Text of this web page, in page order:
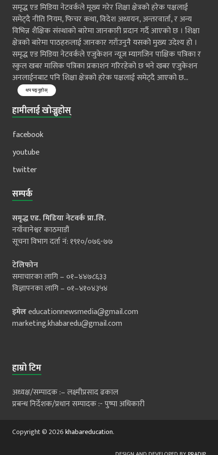
समृद्ध एड मिडिया नेटवर्कले मूख्य गरेर शिक्षा क्षेत्रको हरेक पक्षलाई
समेट्दै नीति नियम, फिचर कथा, विदेश अध्ययन, अन्तरवार्ता, र अन्य
विभिन्न शैक्षिक संस्थाको बारेमा जानकारी प्रदान गर्दै आएको छ । शिक्षा
क्षेत्रको बारेमा पाठहरुलाई जानकार गराँउनुनै यसको मुख्य उदेश्य हो ।
समृद्ध एड मिडिया नेटवर्कले एजुकेशन न्यूज म्यागजिन पाक्षिक पत्रिका र
स्कुल खबर मासिक पत्रिका प्रकाशन गरिरहेको छ भने खबर एजुकेशन
अनलाईनबाट पनि शिक्षा क्षेत्रको हरेक पक्षलाई समेट्दै आएको छ...
थप पढ्नुहोस्
हामीलाई खोज्नुहोस्
facebook
youtube
twitter
सम्पर्क
समृद्ध एड. मिडिया नेटवर्क प्रा.लि.
नयाँवानेश्वर काठमाडौं
सूचना विभाग दर्ता नं: १९१०/०७६-७७
टेलिफोन
समाचारका लागि – ०१–४४७८६३३
विज्ञापनका लागि – ०१–४१०४३५४
इमेलeducationnewsmedia@gmail.com
marketing.khabaredu@gmail.com
हाम्रो टिम
अध्यक्ष/सम्पादक :– लक्ष्मीप्रसाद ढकाल
प्रबन्ध निर्देशक/प्रधान सम्पादक :- पुष्पा अधिकारी
Copyright © 2026khabareducation.